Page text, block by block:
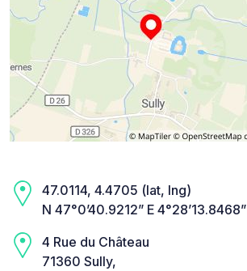
47.0114, 4.4705 (lat, lng)
N 47°0’40.9212” E 4°28’13.8468”
4 Rue du Château
71360 Sully,